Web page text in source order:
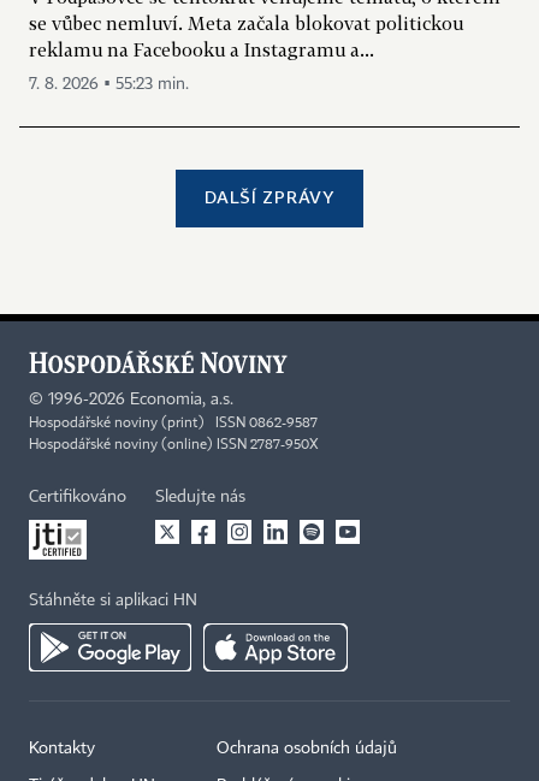
se vůbec nemluví. Meta začala blokovat politickou
reklamu na Facebooku a Instagramu a...
7. 8. 2026 ▪ 55:23 min.
DALŠÍ ZPRÁVY
© 1996-2026 Economia, a.s.
Hospodářské noviny (print) ISSN 0862-9587
Hospodářské noviny (online) ISSN 2787-950X
Certifikováno Sledujte nás
Stáhněte si aplikaci HN
Kontakty Ochrana osobních údajů